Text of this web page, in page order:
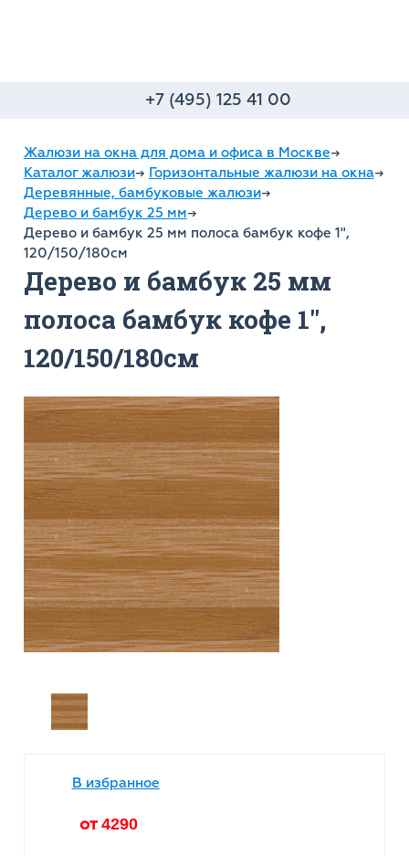
+7 (495) 125 41 00
Жалюзи на окна для дома и офиса в Москве→
Каталог жалюзи→ Горизонтальные жалюзи на окна→
Деревянные, бамбуковые жалюзи→
Дерево и бамбук 25 мм→
Дерево и бамбук 25 мм полоса бамбук кофе 1",
120/150/180см
Дерево и бамбук 25 мм
полоса бамбук кофе 1",
120/150/180см
В избранное
от 4290